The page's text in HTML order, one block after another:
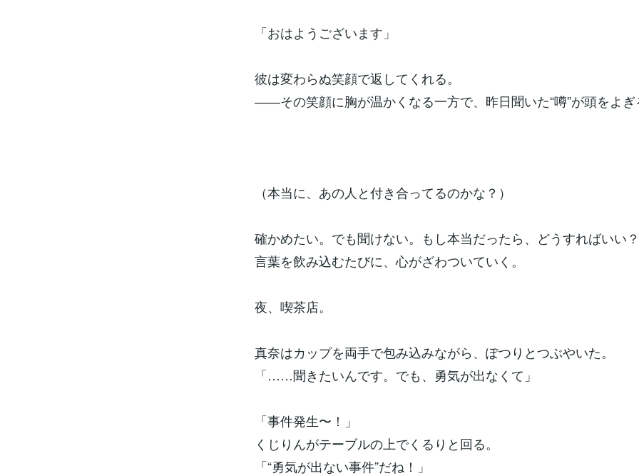
「おはようございます」
彼は変わらぬ笑顔で返してくれる。
――その笑顔に胸が温かくなる一方で、昨日聞いた“噂”が頭をよぎ
（本当に、あの人と付き合ってるのかな？）
確かめたい。でも聞けない。もし本当だったら、どうすればいい？
言葉を飲み込むたびに、心がざわついていく。
夜、喫茶店。
真奈はカップを両手で包み込みながら、ぽつりとつぶやいた。
「……聞きたいんです。でも、勇気が出なくて」
「事件発生〜！」
くじりんがテーブルの上でくるりと回る。
「“勇気が出ない事件”だね！」